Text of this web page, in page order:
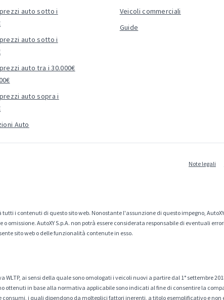
auto sotto i
auto sotto i
auto tra i 30.000€
auto sopra i
Auto
Veicoli commerciali
Guide
Note legali
i contenuti di questo sito web. Nonostante l'assunzione di questo impegno,
omissione. AutoXY S.p.A. non potrà essere considerata responsabile di eventuali
sito web o delle funzionalità contenute in esso.
ai sensi della quale sono omologati i veicoli nuovi a partire dal 1° settembre
ottenuti in base alla normativa applicabile sono indicati al fine di consentire la
consumi, i quali dipendono da molteplici fattori inerenti, a titolo esemplificativo e